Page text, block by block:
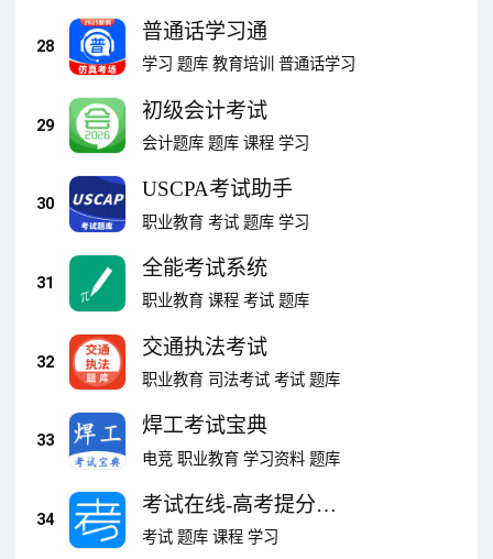
28
普通话学习通
学习 题库 教育培训 普通话学习
29
初级会计考试
会计题库 题库 课程 学习
30
USCPA考试助手
职业教育 考试 题库 学习
31
全能考试系统
职业教育 课程 考试 题库
32
交通执法考试
职业教育 司法考试 考试 题库
33
焊工考试宝典
电竞 职业教育 学习资料 题库
34
考试在线-高考提分一
人一策
考试 题库 课程 学习